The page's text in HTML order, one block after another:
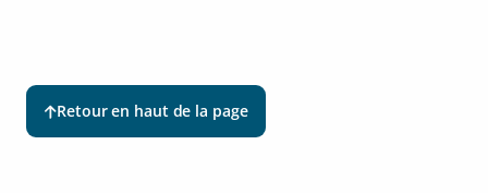
Retour en haut de la page